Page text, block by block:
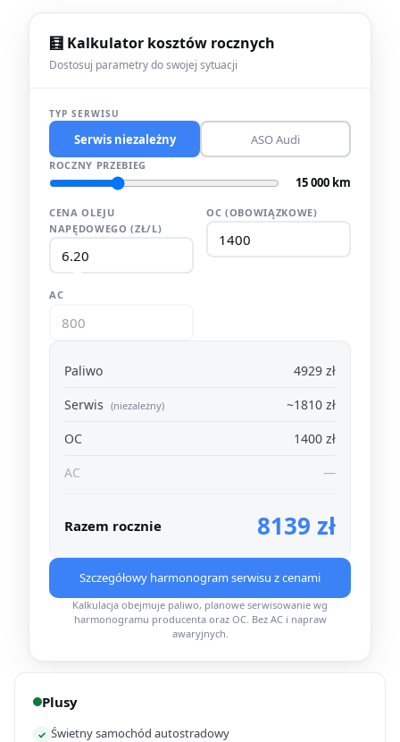
🧮 Kalkulator kosztów rocznych
Dostosuj parametry do swojej sytuacji
TYP SERWISU
Serwis niezależny ASO Audi
ROCZNY PRZEBIEG
15 000 km
CENA OLEJU
NAPĘDOWEGO (ZŁ/L)
OC (OBOWIĄZKOWE)
AC
Paliwo
4929 zł
Serwis (niezależny)
~1810 zł
OC
1400 zł
AC
—
Razem rocznie 8139 zł
Szczegółowy harmonogram serwisu z cenami
Kalkulacja obejmuje paliwo, planowe serwisowanie wg
harmonogramu producenta oraz OC. Bez AC i napraw
awaryjnych.
Plusy
✓ Świetny samochód autostradowy